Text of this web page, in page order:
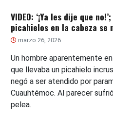
VIDEO: ‘¡Ya les dije que
picahielos en la cabeza se
marzo 26, 2026
Un hombre aparentemente
que llevaba un picahielo
negó a ser atendido por
Cuauhtémoc. Al parecer
pelea.